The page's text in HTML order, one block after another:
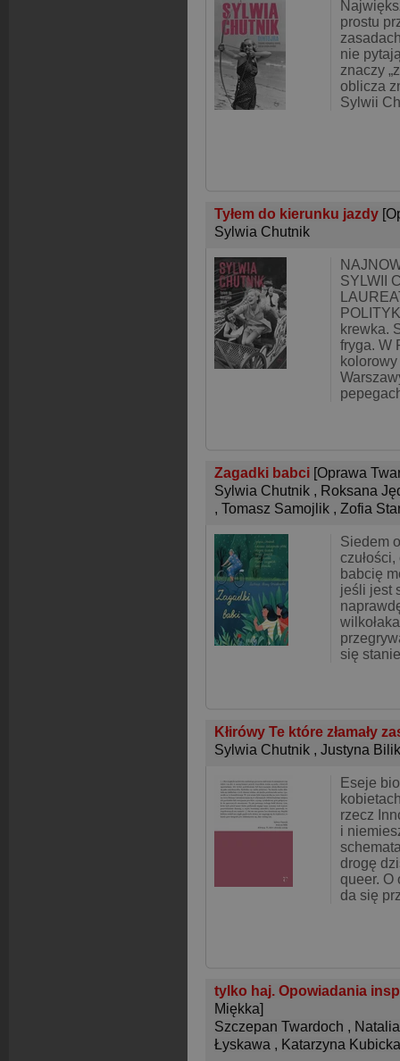
prostu
nie
znaczy
oblicza
Sylwii
Tyłem do kierunku jazdy
Sylwia Chutnik
SYLWII
krewka.
fryga. W
Zagadki babci [Oprawa
Sylwia Chutnik , Roksana
, Tomasz Samojlik , Zofia
Siedem
babcię
jeśli jest
się stanie
Kłirówy Te które złamały
Sylwia Chutnik , Justyna Bilik
Eseje
rzecz
i
drogę
queer. O
da się
tylko haj. Opowiadania
Miękka]
Szczepan Twardoch ,
Łyskawa , Katarzyna Kubicka